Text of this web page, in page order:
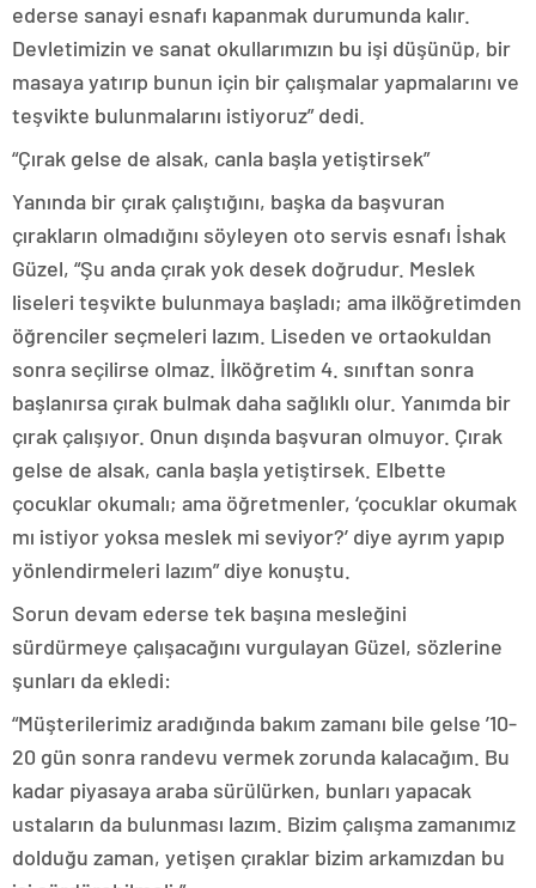
ederse sanayi esnafı kapanmak durumunda kalır.
Devletimizin ve sanat okullarımızın bu işi düşünüp, bir
masaya yatırıp bunun için bir çalışmalar yapmalarını ve
teşvikte bulunmalarını istiyoruz” dedi.
“Çırak gelse de alsak, canla başla yetiştirsek”
Yanında bir çırak çalıştığını, başka da başvuran
çırakların olmadığını söyleyen oto servis esnafı İshak
Güzel, “Şu anda çırak yok desek doğrudur. Meslek
liseleri teşvikte bulunmaya başladı; ama ilköğretimden
öğrenciler seçmeleri lazım. Liseden ve ortaokuldan
sonra seçilirse olmaz. İlköğretim 4. sınıftan sonra
başlanırsa çırak bulmak daha sağlıklı olur. Yanımda bir
çırak çalışıyor. Onun dışında başvuran olmuyor. Çırak
gelse de alsak, canla başla yetiştirsek. Elbette
çocuklar okumalı; ama öğretmenler, ‘çocuklar okumak
mı istiyor yoksa meslek mi seviyor?’ diye ayrım yapıp
yönlendirmeleri lazım” diye konuştu.
Sorun devam ederse tek başına mesleğini
sürdürmeye çalışacağını vurgulayan Güzel, sözlerine
şunları da ekledi:
“Müşterilerimiz aradığında bakım zamanı bile gelse ’10-
20 gün sonra randevu vermek zorunda kalacağım. Bu
kadar piyasaya araba sürülürken, bunları yapacak
ustaların da bulunması lazım. Bizim çalışma zamanımız
dolduğu zaman, yetişen çıraklar bizim arkamızdan bu